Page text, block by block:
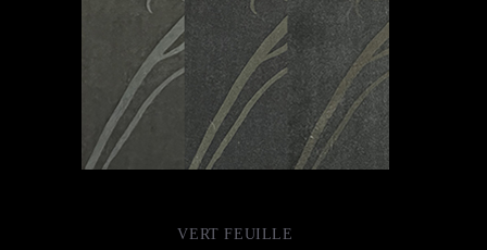
VERT FEUILLE